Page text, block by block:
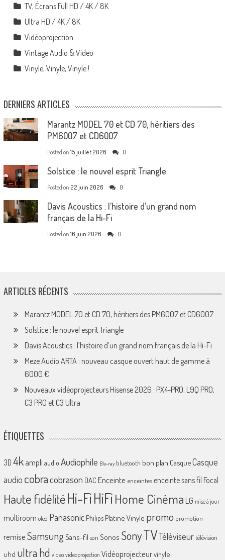
TV, Écrans Full HD / 4K / 8K
Ultra HD / 4K / 8K
Vidéoprojection
Vintage Audio & Video
Vinyle, Vinyle, Vinyle !
DERNIERS ARTICLES
Marantz MODEL 70 et CD 70, héritiers des
PM6007 et CD6007
Posted on 15 juillet 2026 0
Solstice : le nouvel esprit Triangle
Posted on 22 juin 2026 0
Davis Acoustics : l’histoire d’un grand nom
français de la Hi-Fi
Posted on 16 juin 2026 0
ARTICLES RÉCENTS
Marantz MODEL 70 et CD 70, héritiers des PM6007 et CD6007
Solstice : le nouvel esprit Triangle
Davis Acoustics : l’histoire d’un grand nom français de la Hi-Fi
Meze Audio ARTA : nouveau casque ouvert haut de gamme à
6000 €
Nouveaux vidéoprojecteurs Hisense 2026 : PX4-PRO, L9Q PRO,
C3 PRO et C3 Ultra
ÉTIQUETTES
3D 4k ampliaudio Audiophile Blu-ray bluetooth bon plan CasqueCasque
audio cobracobrason DAC Enceinte enceintes enceinte sans fil Focal
Haute fidélitéHi-FiHiFiHome Cinéma LG mise à jour
multiroom oled Panasonic Philips Platine Vinyle promo promotion
remiseSamsungSans-fil son Sonos SonyTVTéléviseur télévision
uhd ultra hd video videoprojection Vidéoprojecteurvinyle